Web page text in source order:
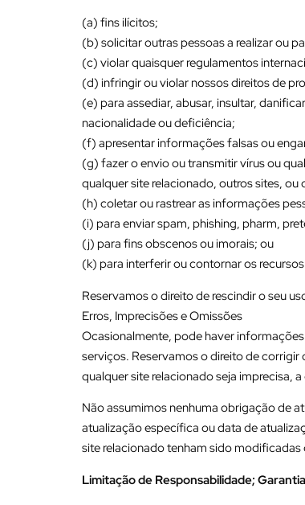
(a) fins ilícitos;
(b) solicitar outras pessoas a realizar ou
(c) violar quaisquer regulamentos
(d) infringir ou violar nossos direitos de
(e) para assediar, abusar, insultar,
nacionalidade ou deficiência;
(f) apresentar informações falsas ou
(g) fazer o envio ou transmitir vírus ou
qualquer site relacionado, outros sites, ou
(h) coletar ou rastrear as informações
(i) para enviar spam, phishing, pharm,
(j) para fins obscenos ou imorais; ou
(k) para interferir ou contornar os
Reservamos o direito de rescindir o seu
Erros, Imprecisões e Omissões
Ocasionalmente, pode haver
serviços. Reservamos o direito de
qualquer site relacionado seja imprecisa,
Não assumimos nenhuma obrigação de
atualização específica ou data de
site relacionado tenham sido modificadas
Limitação de Responsabilidade;